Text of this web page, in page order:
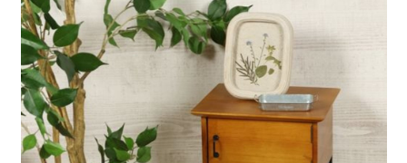
時審查核予不同之上限額度；若仍有額度不足之情形，本公司將視審查結果
請求用戶進行身份認證。
５．嚴禁一人註冊多個帳號或使用他人資訊註冊。若發現惡意使用之情形，
恩沛科技股份有限公司將有權停止該用戶之使用額度並採取法律行動。